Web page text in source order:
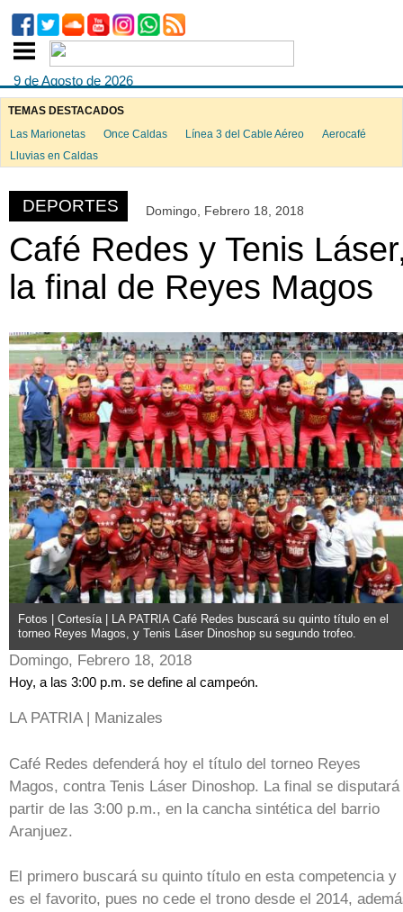
9 de Agosto de 2026
TEMAS DESTACADOS
Las Marionetas
Once Caldas Línea 3 del Cable Aéreo
Aerocafé
Lluvias en Caldas
DEPORTES Domingo, Febrero 18, 2018
Café Redes y Tenis
la final de Reyes Magos
Fotos | Cortesía | LA PATRIA Café Redes buscará su quinto título en el
torneo Reyes Magos, y Tenis Láser Dinoshop su segundo trofeo.
Domingo, Febrero 18, 2018
Hoy, a las 3:00 p.m. se define al campeón.
LA PATRIA | Manizales
Café Redes defenderá hoy el título del torneo Reyes
Magos, contra Tenis Láser Dinoshop. La final se disputará
partir de las 3:00 p.m., en la cancha sintética del barrio
Aranjuez.
El primero buscará su quinto título en esta competencia y
es el favorito, pues no cede el trono desde el 2014,